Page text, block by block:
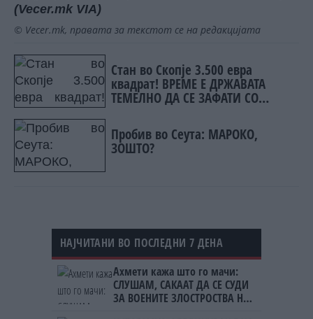
(Vecer.mk VIA)
© Vecer.mk, правата за текстот се на редакцијата
Стан во Скопје 3.500 евра
квадрат! ВРЕМЕ Е ДРЖАВАТА
ТЕМЕЛНО ДА СЕ ЗАФАТИ СО
ГРАДЕЖНАТА МАФИЈА
Пробив во Сеута: МАРОКО,
ЗОШТО?
НАЈЧИТАНИ ВО ПОСЛЕДНИ 7 ДЕНА
Ахмети кажа што го мачи:
СЛУШАМ, САКААТ ДА СЕ СУДИ
ЗА ВОЕНИТЕ ЗЛОСТРОСТВА НА